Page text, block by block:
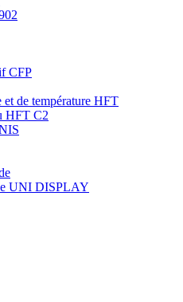
CFP
et de température HFT
HFT C2
UNI DISPLAY